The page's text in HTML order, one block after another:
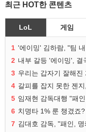
최근 HOT한 콘텐츠
LoL 게임
1 '에이밍' 김하람, "팀
2 내부 갈등 '에이밍', 결
3 우리는 갑자기 잘해
4 갈피를 잡지 못한 젠
5 임재현 감독대행 "패
6 치명타 1% 룬 챙겼죠
7 김대호 감독, "패인,